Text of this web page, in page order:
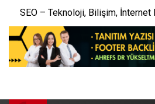
SEO – Teknoloji, Bilişim, İnternet